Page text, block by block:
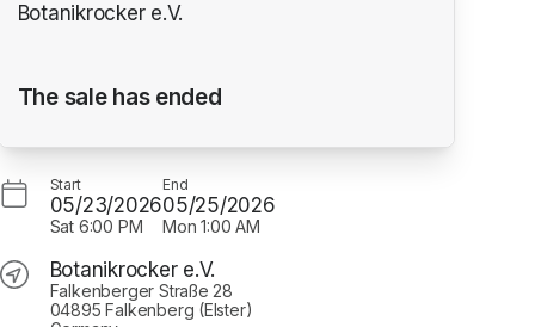
Botanikrocker e.V.
The sale has ended
Start
05/23/2026
Sat 6:00 PM
End
05/25/2026
Mon 1:00 AM
Botanikrocker e.V.
Falkenberger Straße 28
04895 Falkenberg (Elster)